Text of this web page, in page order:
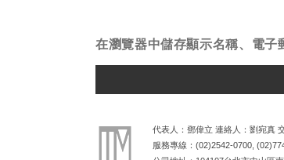
在瀏覽器中儲存顯示名稱、電子
代表人：鄧偉立 連絡人：劉宛真
服務專線： (02)2542-0700